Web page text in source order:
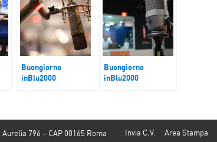
Buongiorno
inBlu2000
Buongiorno
inBlu2000
Invia C.V. Area Stampa
796 – CAP 00165 Roma